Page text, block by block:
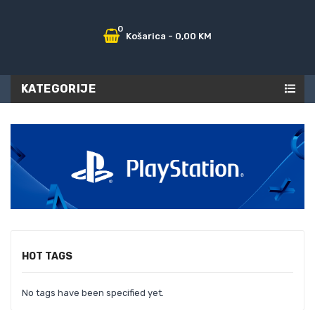
Košarica
0
- 0,00 KM
KATEGORIJE
HOT TAGS
No tags have been specified yet.